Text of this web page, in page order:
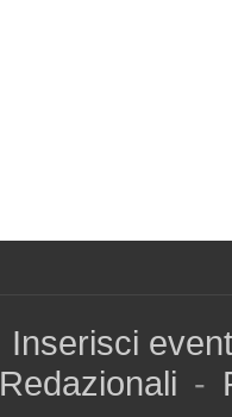
Inserisci
Redazionali -